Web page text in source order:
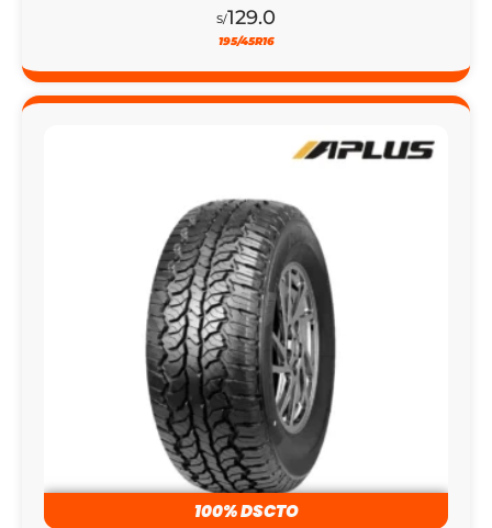
S/129.0
195/45R16
100% DSCTO